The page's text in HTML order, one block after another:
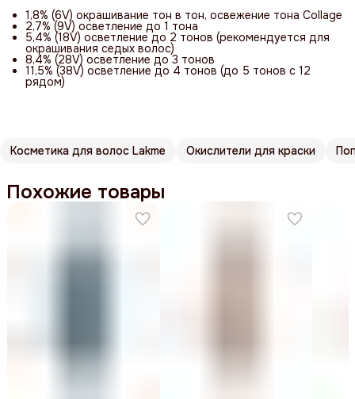
1,8% (6V) окрашивание тон в тон, освежение тона Collage
2,7% (9V) осветление до 1 тона
5,4% (18V) осветление до 2 тонов (рекомендуется для
окрашивания седых волос)
8,4% (28V) осветление до 3 тонов
11,5% (38V) осветление до 4 тонов (до 5 тонов с 12
рядом)
Косметика для волос Lakme Окислители для краски
Похожие товары